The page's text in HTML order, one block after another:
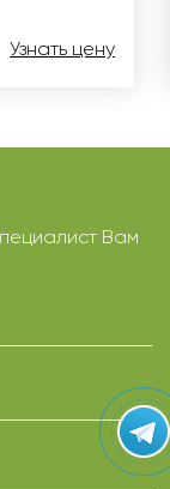
Узнать цену
Вам